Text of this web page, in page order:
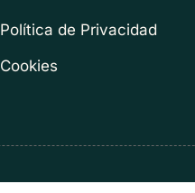
Política de Privacidad
Cookies